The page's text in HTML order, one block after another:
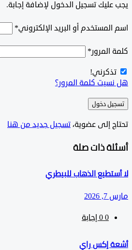
تسجيل الدخول لإضافة إجابة.
أو البريد الإلكتروني*
*
كلمة المرور؟
دخول
إلى عضوية،‫تسجيل جديد من هنا
ذات صلة
الذهاب للبيطري
إكس راي